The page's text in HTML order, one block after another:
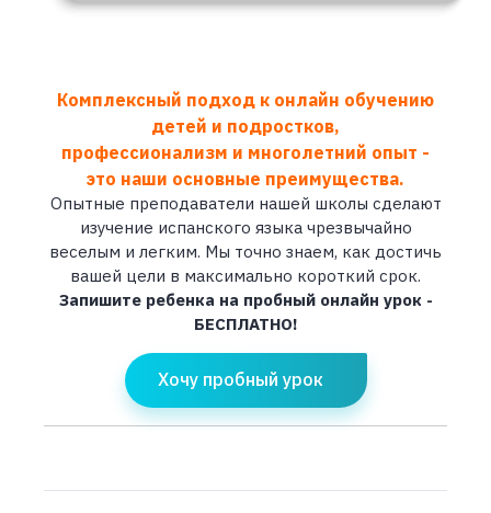
Комплексный подход к онлайн обучению
детей и подростков,
профессионализм и многолетний опыт -
это наши основные преимущества.
Опытные преподаватели нашей школы сделают
изучение испанского языка чрезвычайно
веселым и легким. Мы точно знаем, как достичь
вашей цели в максимально короткий срок.
Запишите ребенка на пробный онлайн урок -
БЕСПЛАТНО!
Хочу пробный урок